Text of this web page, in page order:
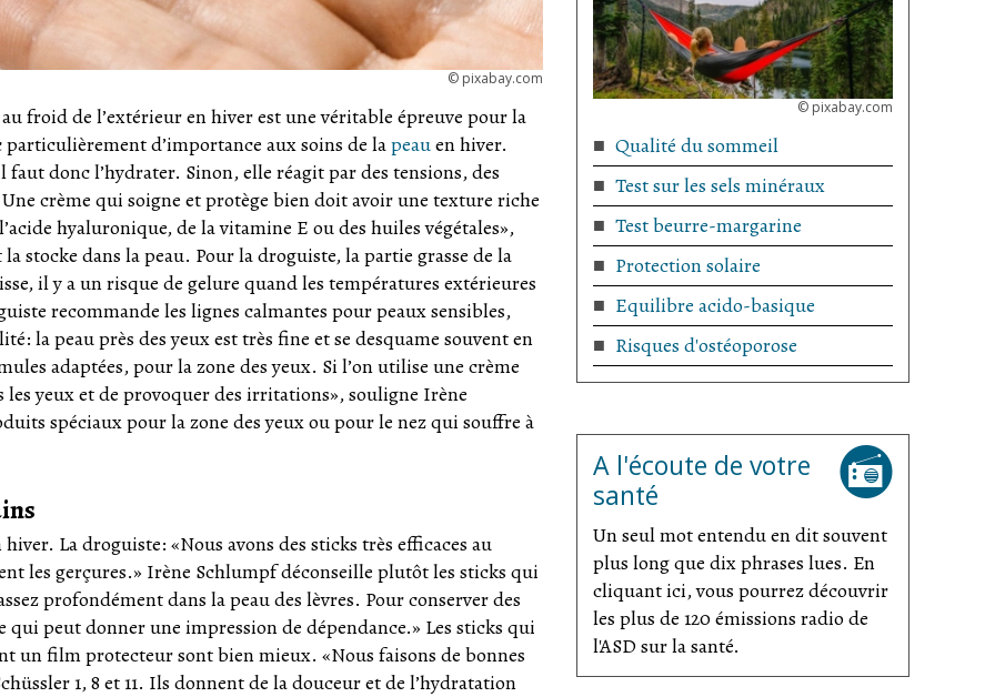
© pixabay.com
froid de l’extérieur en hiver est une véritable épreuve pour la
d’importance aux soins de lapeauen hiver.
donc l’hydrater. Sinon, elle réagit par des tensions, des
crème qui soigne et protège bien doit avoir une texture riche
hyaluronique, de la vitamine E ou des huiles végétales»,
stocke dans la peau. Pour la droguiste, la partie grasse de la
il y a un risque de gelure quand les températures extérieures
recommande les lignes calmantes pour peaux sensibles,
la peau près des yeux est très fine et se desquame souvent en
adaptées, pour la zone des yeux. Si l’on utilise une crème
yeux et de provoquer des irritations», souligne Irène
spéciaux pour la zone des yeux ou pour le nez qui souffre à
La droguiste: «Nous avons des sticks très efficaces au
les gerçures.» Irène Schlumpf déconseille plutôt les sticks qui
profondément dans la peau des lèvres. Pour conserver des
peut donner une impression de dépendance.» Les sticks qui
un film protecteur sont bien mieux. «Nous faisons de bonnes
1, 8 et 11. Ils donnent de la douceur et de l’hydratation
© pixabay.com
Qualité du sommeil
Test sur les sels minéraux
Test beurre-margarine
Protection solaire
Equilibre acido-basique
Risques d'ostéoporose
A l'écoute de votre
santé
Un seul mot entendu en dit souvent
plus long que dix phrases lues. En
cliquant ici, vous pourrez découvrir
les plus de 120 émissions radio de
l'ASD sur la santé.